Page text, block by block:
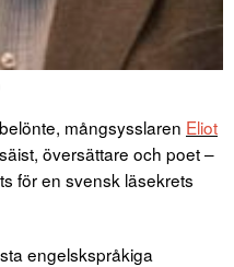
mångsysslaren Eliot
översättare och poet –
för en svensk läsekrets
engelskspråkiga